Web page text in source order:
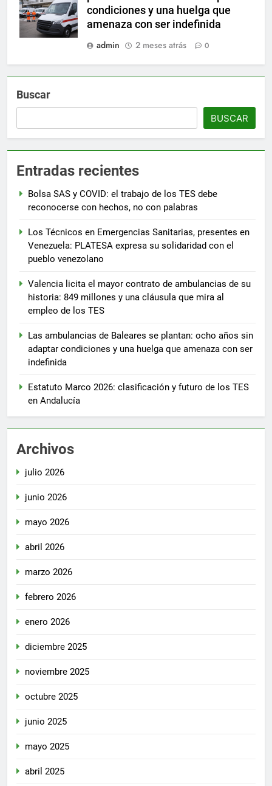
condiciones y una huelga que
amenaza con ser indefinida
admin
2 meses atrás 0
Buscar
BUSCAR
Entradas recientes
Bolsa SAS y COVID: el trabajo de los TES debe
reconocerse con hechos, no con palabras
Los Técnicos en Emergencias Sanitarias, presentes en
Venezuela: PLATESA expresa su solidaridad con el
pueblo venezolano
Valencia licita el mayor contrato de ambulancias de su
historia: 849 millones y una cláusula que mira al
empleo de los TES
Las ambulancias de Baleares se plantan: ocho años sin
adaptar condiciones y una huelga que amenaza con ser
indefinida
Estatuto Marco 2026: clasificación y futuro de los TES
en Andalucía
Archivos
julio 2026
junio 2026
mayo 2026
abril 2026
marzo 2026
febrero 2026
enero 2026
diciembre 2025
noviembre 2025
octubre 2025
junio 2025
mayo 2025
abril 2025